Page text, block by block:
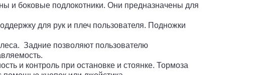
боковые подлокотники. Они предназначены для
для рук и плеч пользователя. Подножки
Задние позволяют пользователю
и контроль при остановке и стоянке. Тормоза